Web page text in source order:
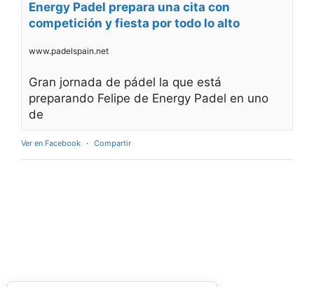
Energy Padel prepara una cita con
competición y fiesta por todo lo alto
www.padelspain.net
Gran jornada de pádel la que está
preparando Felipe de Energy Padel en uno
de
Ver en Facebook · Compartir